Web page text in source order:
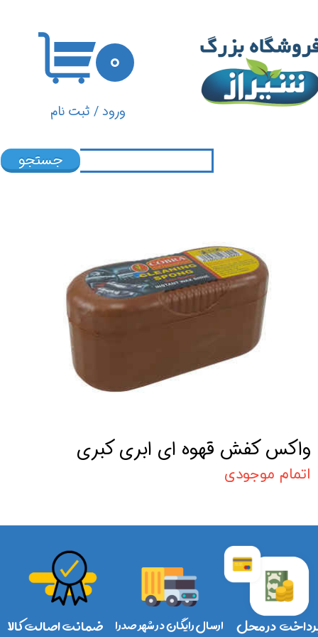
ورود/ ثبت نام
تغییر گذر واژه
سفارشات
۰
جستجو
واکس کفش قهوه ای ابری کبری
اتمام موجودی
ارسال رایگان در شهر صدرا در محل ضمانت اصالت کالا